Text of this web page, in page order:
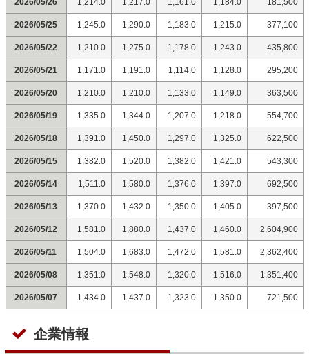
2026/05/26 1,214.0 1,217.0 1,161.0 1,184.0 181,500
2026/05/25 1,245.0 1,290.0 1,183.0 1,215.0 377,100
2026/05/22 1,210.0 1,275.0 1,178.0 1,243.0 435,800
2026/05/21 1,171.0 1,191.0 1,114.0 1,128.0 295,200
2026/05/20 1,210.0 1,210.0 1,133.0 1,149.0 363,500
2026/05/19 1,335.0 1,344.0 1,207.0 1,218.0 554,700
2026/05/18 1,391.0 1,450.0 1,297.0 1,325.0 622,500
2026/05/15 1,382.0 1,520.0 1,382.0 1,421.0 543,300
2026/05/14 1,511.0 1,580.0 1,376.0 1,397.0 692,500
2026/05/13 1,370.0 1,432.0 1,350.0 1,405.0 397,500
2026/05/12 1,581.0 1,880.0 1,437.0 1,460.0 2,604,900
2026/05/11 1,504.0 1,683.0 1,472.0 1,581.0 2,362,400
2026/05/08 1,351.0 1,548.0 1,320.0 1,516.0 1,351,400
2026/05/07 1,434.0 1,437.0 1,323.0 1,350.0 721,500
企業情報